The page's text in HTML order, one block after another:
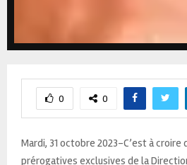
0 0
Mardi, 31 octobre 2023-C’est à croire
prérogatives exclusives de la